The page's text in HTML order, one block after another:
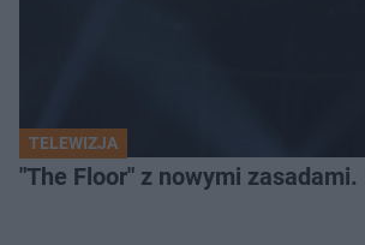
TELEWIZJA
"The Floor" z nowymi